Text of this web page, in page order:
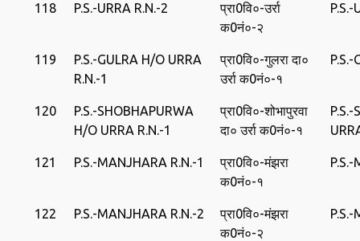
118 P.S.-URRA R.N.-2
प्रा0वि०-उर्रा
क0नं०-२
P.S.-
119
P.S.-GULRA H/O URRA
R.N.-1
प्रा0वि०-गुलरा दा०
उर्रा क0नं०-१
P.S.-
120
P.S.-SHOBHAPURWA
H/O URRA R.N.-1
प्रा0वि०-शोभापुरवा
दा० उर्रा क0नं०-१
121 P.S.-MANJHARA R.N.-1
प्रा0वि०-मंझरा
क0नं०-१
122 P.S.-MANJHARA R.N.-2
प्रा0वि०-मंझरा
क0नं०-२